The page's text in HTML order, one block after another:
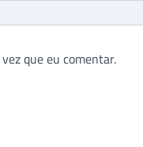
que eu comentar.